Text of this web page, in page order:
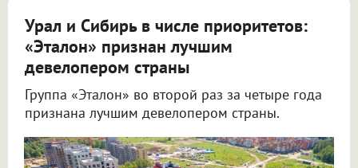
Урал и Сибирь в числе приоритетов:
«Эталон» признан лучшим
девелопером страны
Группа «Эталон» во второй раз за четыре года
признана лучшим девелопером страны.